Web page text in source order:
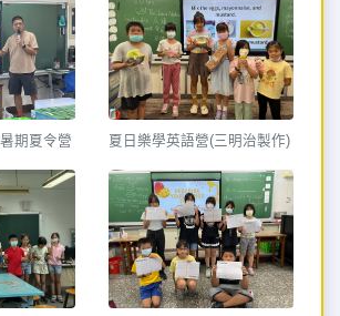
期夏令營 夏日樂學英語營(三明治製作)